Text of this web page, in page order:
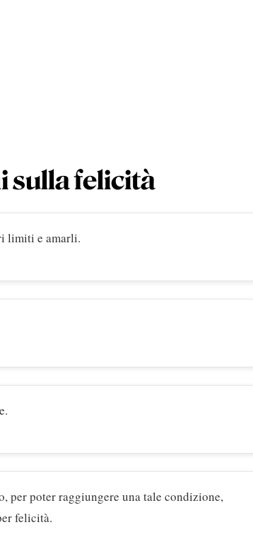
sulla felicità
limiti e amarli.
per poter raggiungere una tale condizione,
felicità.